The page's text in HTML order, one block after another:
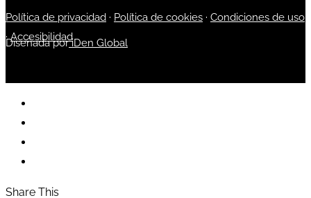
Política de privacidad · Política de cookies · Condiciones de uso
·Accesibilidad
Diseñada poriDen Global
Share This